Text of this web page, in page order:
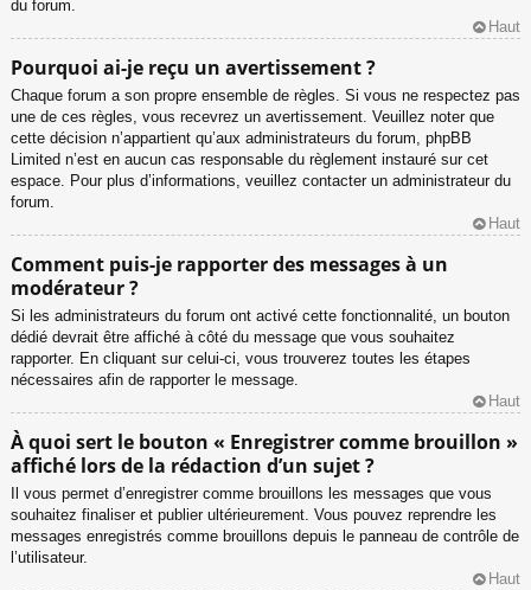
du forum.
Haut
Pourquoi ai-je reçu un avertissement ?
Chaque forum a son propre ensemble de règles. Si vous ne respectez pas
une de ces règles, vous recevrez un avertissement. Veuillez noter que
cette décision n’appartient qu’aux administrateurs du forum, phpBB
Limited n’est en aucun cas responsable du règlement instauré sur cet
espace. Pour plus d’informations, veuillez contacter un administrateur du
forum.
Haut
Comment puis-je rapporter des messages à un
modérateur ?
Si les administrateurs du forum ont activé cette fonctionnalité, un bouton
dédié devrait être affiché à côté du message que vous souhaitez
rapporter. En cliquant sur celui-ci, vous trouverez toutes les étapes
nécessaires afin de rapporter le message.
Haut
À quoi sert le bouton « Enregistrer comme brouillon »
affiché lors de la rédaction d’un sujet ?
Il vous permet d’enregistrer comme brouillons les messages que vous
souhaitez finaliser et publier ultérieurement. Vous pouvez reprendre les
messages enregistrés comme brouillons depuis le panneau de contrôle de
l’utilisateur.
Haut